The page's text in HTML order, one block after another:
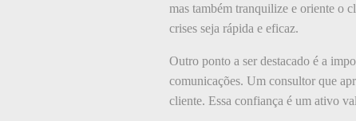
mas também tranquilize e oriente o
crises seja rápida e eficaz.
Outro ponto a ser destacado é a
comunicações. Um consultor que
cliente. Essa confiança é um ativo